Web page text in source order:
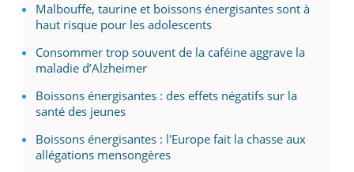
Malbouffe, taurine et boissons énergisantes sont à
haut risque pour les adolescents
Consommer trop souvent de la caféine aggrave la
maladie d’Alzheimer
Boissons énergisantes : des effets négatifs sur la
santé des jeunes
Boissons énergisantes : l'Europe fait la chasse aux
allégations mensongères